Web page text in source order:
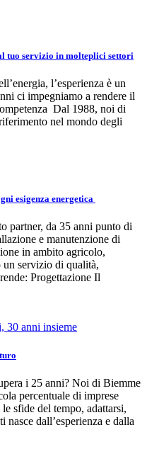
tuo servizio in molteplici settori
l’esperienza è un
ci impegniamo a rendere il
Dal 1988, noi di
nel mondo degli
esigenza energetica
partner, da 35 anni punto di
e manutenzione di
in ambito agricolo,
un servizio di qualità,
Progettazione Il
i 25 anni? Noi di Biemme
percentuale di imprese
sfide del tempo, adattarsi,
dall’esperienza e dalla